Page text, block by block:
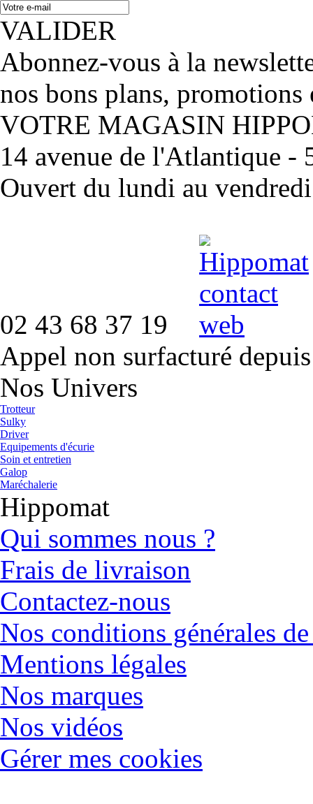
VALIDER
Abonnez-vous à la
nos bons plans, promotions
VOTRE MAGASIN
14 avenue de l'Atlantique -
Ouvert du lundi au
02 43 68 37 19
Appel non surfacturé
Nos Univers
Trotteur
Sulky
Driver
Equipements d'écurie
Soin et entretien
Galop
Maréchalerie
Hippomat
Qui sommes nous ?
Frais de livraison
Contactez-nous
Nos conditions générales
Mentions légales
Nos marques
Nos vidéos
Gérer mes cookies